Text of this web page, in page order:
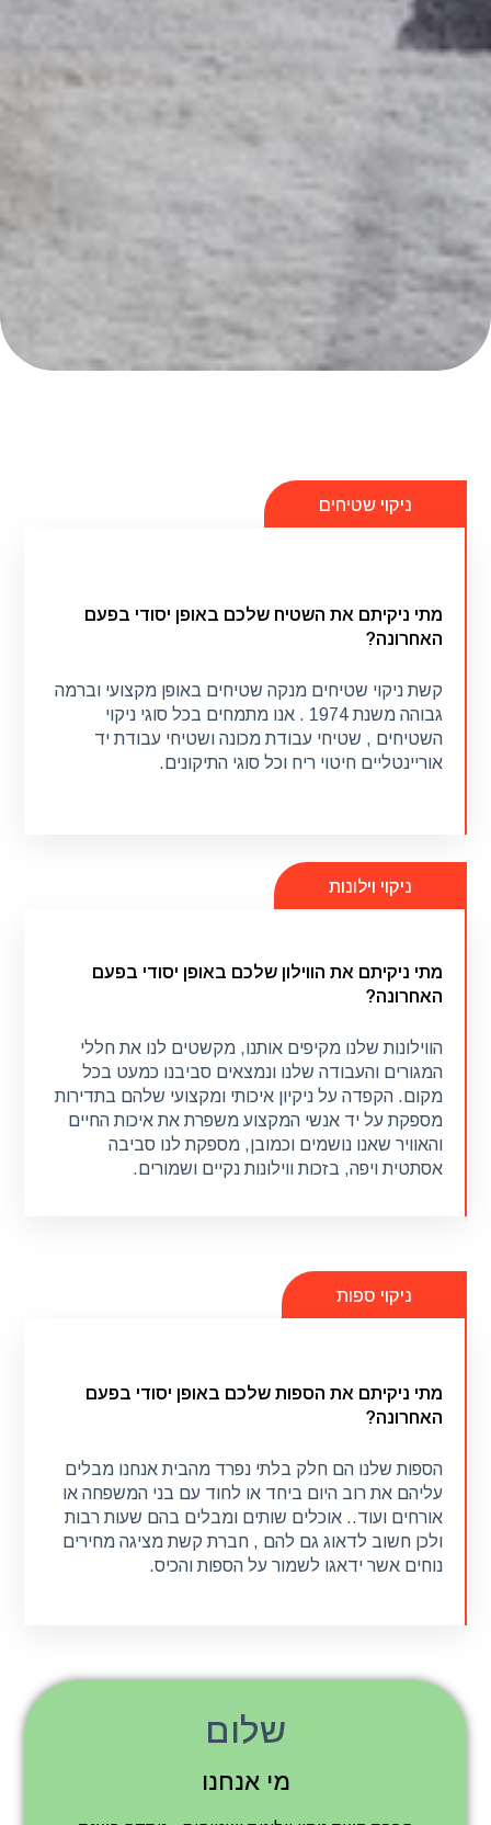
ניקוי שטיחים
מתי ניקיתם את השטיח שלכם באופן יסודי בפעם
האחרונה?
קשת ניקוי שטיחים מנקה שטיחים באופן מקצועי וברמה
גבוהה משנת 1974 . אנו מתמחים בכל סוגי ניקוי
השטיחים , שטיחי עבודת מכונה ושטיחי עבודת יד
אוריינטליים חיטוי ריח וכל סוגי התיקונים.
קשת ניקוי שטיחים מנקה שטיחים באופן מקצועי וברמה
השטיחים , שטיחי עבודת מכונה ושטיחי עבודת יד
אוריינטליים חיטוי ריח וכל סוגי התיקונים.
ניקוי וילונות
מתי ניקיתם את הווילון שלכם באופן יסודי בפעם
האחרונה?
הווילונות שלנו מקיפים אותנו, מקשטים לנו את חללי
המגורים והעבודה שלנו ונמצאים סביבנו כמעט בכל
מקום. הקפדה על ניקיון איכותי ומקצועי שלהם בתדירות
מספקת על יד אנשי המקצוע משפרת את איכות החיים
והאוויר שאנו נושמים וכמובן, מספקת לנו סביבה
אסתטית ויפה, בזכות ווילונות נקיים ושמורים.
הווילונות שלנו מקיפים אותנו, מקשטים לנו את חללי
מקום. הקפדה על ניקיון איכותי ומקצועי שלהם בתדירות
מספקת על יד אנשי המקצוע משפרת את איכות החיים
והאוויר שאנו נושמים וכמובן, מספקת לנו סביבה
אסתטית ויפה, בזכות ווילונות נקיים ושמורים.
ניקוי ספות
מתי ניקיתם את הספות שלכם באופן יסודי בפעם
האחרונה?
הספות שלנו הם חלק בלתי נפרד מהבית אנחנו מבלים
עליהם את רוב היום ביחד או לחוד עם בני המשפחה או
אורחים ועוד.. אוכלים שותים ומבלים בהם שעות רבות
ולכן חשוב לדאוג גם להם , חברת קשת מציגה מחירים
נוחים אשר ידאגו לשמור על הספות והכיס.
הספות שלנו הם חלק בלתי נפרד מהבית אנחנו מבלים
אורחים ועוד.. אוכלים שותים ומבלים בהם שעות רבות
ולכן חשוב לדאוג גם להם , חברת קשת מציגה מחירים
נוחים אשר ידאגו לשמור על הספות והכיס.
שלום
מי אנחנו